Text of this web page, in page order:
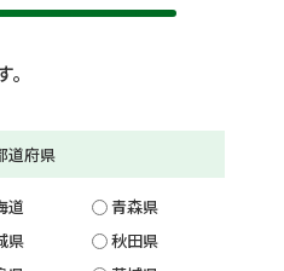
道府県
道
青森県
県
秋田県